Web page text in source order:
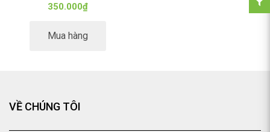
350.000₫
Mua hàng
VỀ CHÚNG TÔI